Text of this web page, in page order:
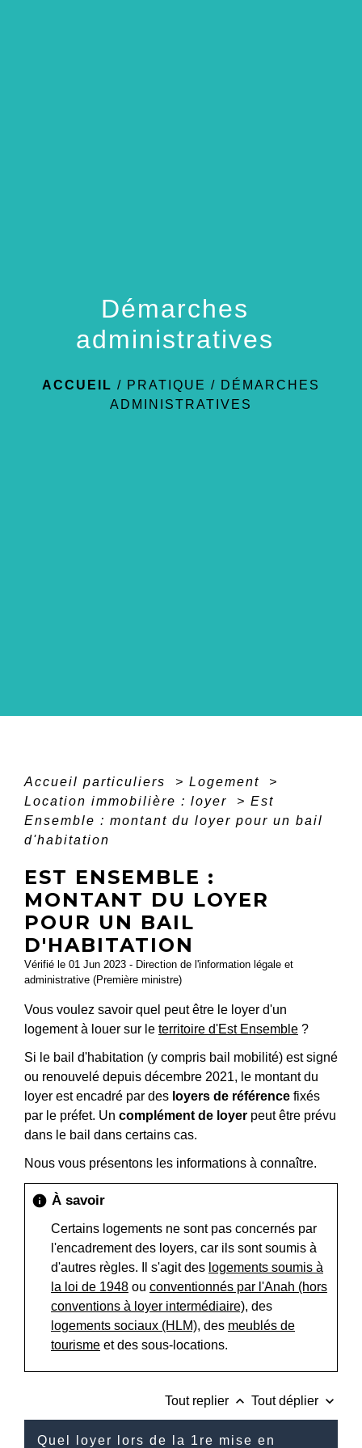
Démarches
administratives
ACCUEIL / PRATIQUE / DÉMARCHES
ADMINISTRATIVES
Accueil particuliers > Logement
>
Location immobilière : loyer
> Est
Ensemble : montant du loyer pour un bail
d'habitation
EST ENSEMBLE :
MONTANT DU LOYER
POUR UN BAIL
D'HABITATION
Vérifié le 01 Jun 2023 - Direction de l'information légale et
administrative (Première ministre)
Vous voulez savoir quel peut être le loyer d'un
logement à louer sur le territoire d'Est Ensemble ?
Si le bail d'habitation (y compris bail mobilité) est signé
ou renouvelé depuis décembre 2021, le montant du
loyer est encadré par des loyers de référence fixés
par le préfet. Un complément de loyer peut être prévu
dans le bail dans certains cas.
Nous vous présentons les informations à connaître.
info À savoir
Certains logements ne sont pas concernés par
l'encadrement des loyers, car ils sont soumis à
d'autres règles. Il s'agit des logements soumis à
la loi de 1948 ou conventionnés par l'Anah (hors
conventions à loyer intermédiaire), des
logements sociaux (HLM), des meublés de
tourisme et des sous-locations.
Tout replier keyboard_arrow_up Tout déplier keyboard_arrow_down
Quel loyer lors de la 1re mise en